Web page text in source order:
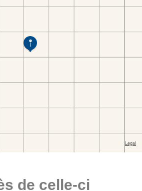
de celle-ci